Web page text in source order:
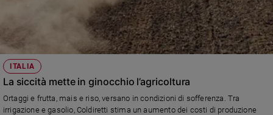
Papa
Papa
Chiesa
ITALIA
La siccità mette in ginocchio l’agricoltura
Ortaggi e frutta, mais e riso, versano in condizioni di sofferenza. Tra
irrigazione e gasolio, Coldiretti stima un aumento dei costi di produzione